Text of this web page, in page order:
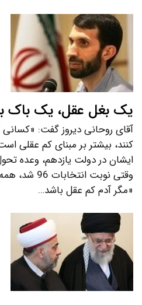
یک بغل عقل، یک باک
آقای روحانی دیروز گفت:
کنند، بیشتر بر مبنای کم عقلی
وقتی نوبت
«مگر آدم کم عقل باشد…